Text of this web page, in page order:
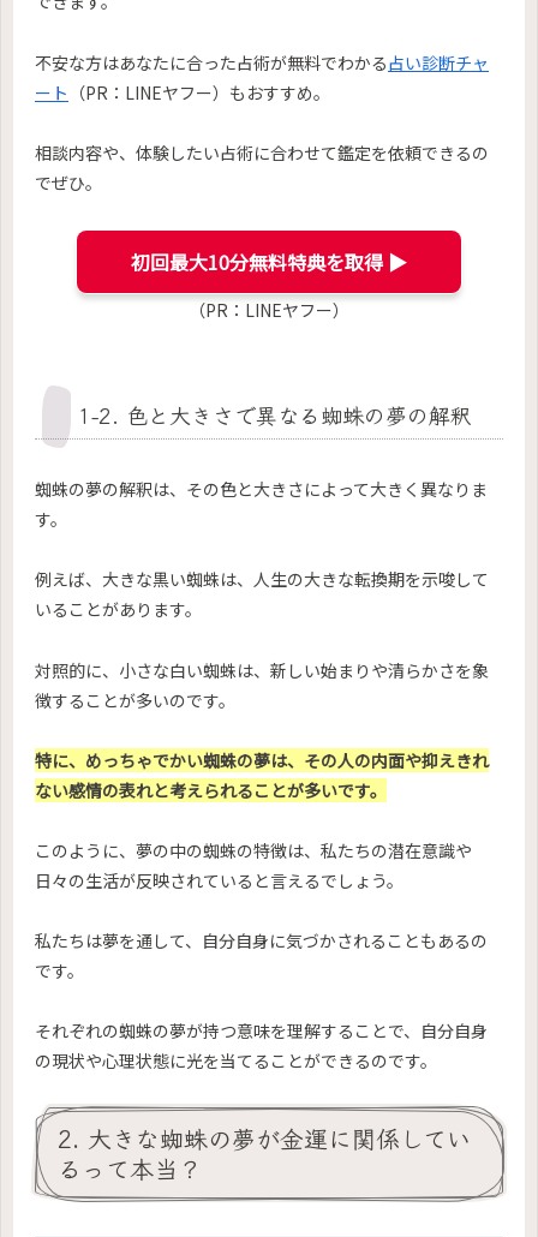
不安な方はあなたに合った占術が無料でわかる占い診断チャ
ート （PR：LINEヤフー）もおすすめ。
相談内容や、体験したい占術に合わせて鑑定を依頼できるの
でぜひ。
初回最大10分無料特典を取得 ▶︎
（PR：LINEヤフー）
1-2. 色と大きさで異なる蜘蛛の夢の解釈
蜘蛛の夢の解釈は、その色と大きさによって大きく異なりま
す。
例えば、大きな黒い蜘蛛は、人生の大きな転換期を示唆して
いることがあります。
対照的に、小さな白い蜘蛛は、新しい始まりや清らかさを象
徴することが多いのです。
特に、めっちゃでかい蜘蛛の夢は、その人の内面や抑えきれ
ない感情の表れと考えられることが多いです。
このように、夢の中の蜘蛛の特徴は、私たちの潜在意識や
日々の生活が反映されていると言えるでしょう。
私たちは夢を通して、自分自身に気づかされることもあるの
です。
それぞれの蜘蛛の夢が持つ意味を理解することで、自分自身
の現状や心理状態に光を当てることができるのです。
2. 大きな蜘蛛の夢が金運に関係してい
るって本当？